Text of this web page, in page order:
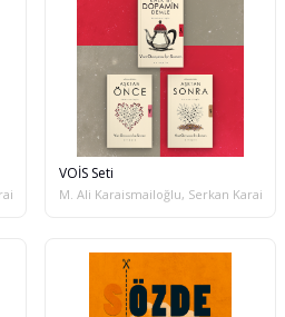
VOİS Seti
M. Ali Karaismailoğlu, Serkan